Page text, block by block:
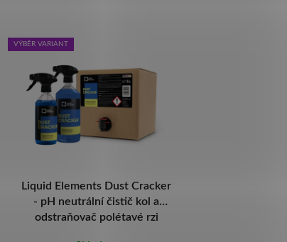
VÝBĚR VARIANT
Liquid Elements Dust Cracker
- pH neutrální čistič kol a
odstraňovač polétavé rzi